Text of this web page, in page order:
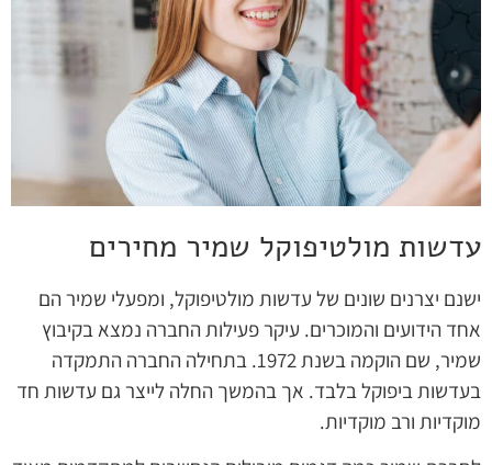
עדשות מולטיפוקל שמיר מחירים
ישנם יצרנים שונים של עדשות מולטיפוקל, ומפעלי שמיר הם
אחד הידועים והמוכרים. עיקר פעילות החברה נמצא בקיבוץ
שמיר, שם הוקמה בשנת 1972. בתחילה החברה התמקדה
בעדשות ביפוקל בלבד. אך בהמשך החלה לייצר גם עדשות חד
מוקדיות ורב מוקדיות.